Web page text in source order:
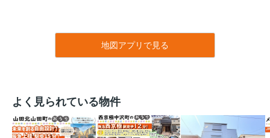
地図アプリで見る
よく見られている物件